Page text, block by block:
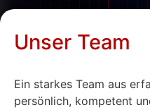
Unser Team
Ein starkes Team aus
persönlich, kompetent